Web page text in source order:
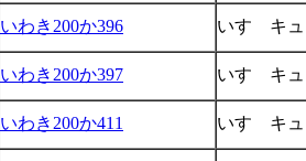
いわき200か396
いすゞキ
いわき200か397 いすゞキ
いわき200か411 いすゞキ